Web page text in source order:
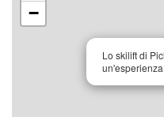
Lo skilift di
−